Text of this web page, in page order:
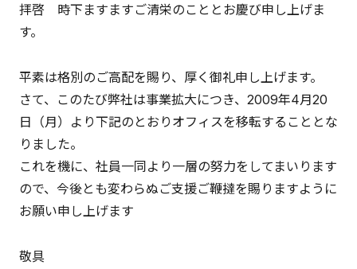
拝啓 時下ますますご清栄のこととお慶び申し上げま
す。
平素は格別のご高配を賜り、厚く御礼申し上げます。
さて、このたび弊社は事業拡大につき、2009年4月20
日（月）より下記のとおりオフィスを移転することとな
りました。
これを機に、社員一同より一層の努力をしてまいります
ので、今後とも変わらぬご支援ご鞭撻を賜りますように
お願い申し上げます
敬具